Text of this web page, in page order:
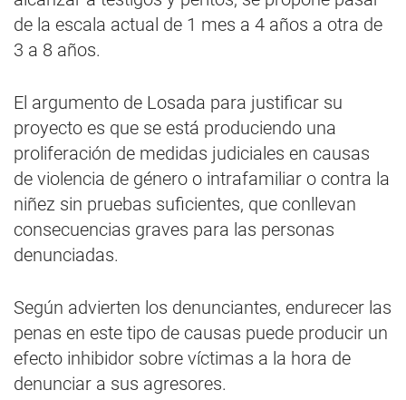
de la escala actual de 1 mes a 4 años a otra de
3 a 8 años.
El argumento de Losada para justificar su
proyecto es que se está produciendo una
proliferación de medidas judiciales en causas
de violencia de género o intrafamiliar o contra la
niñez sin pruebas suficientes, que conllevan
consecuencias graves para las personas
denunciadas.
Según advierten los denunciantes, endurecer las
penas en este tipo de causas puede producir un
efecto inhibidor sobre víctimas a la hora de
denunciar a sus agresores.